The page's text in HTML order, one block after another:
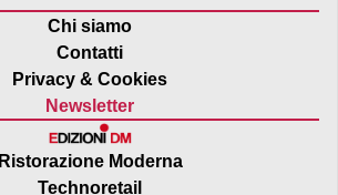
Chi siamo
Contatti
Privacy & Cookies
Newsletter
Ristorazione Moderna
Technoretail